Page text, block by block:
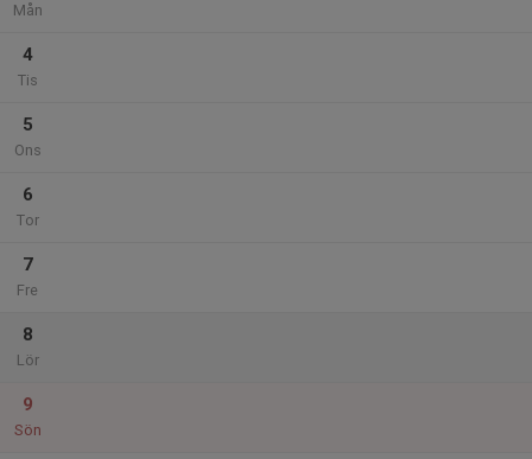
Mån
4
Tis
5
Ons
6
Tor
7
Fre
8
Lör
9
Sön